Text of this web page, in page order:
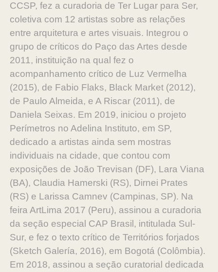
CCSP, fez a curadoria de Ter Lugar para Ser,
coletiva com 12 artistas sobre as relações
entre arquitetura e artes visuais. Integrou o
grupo de críticos do Paço das Artes desde
2011, instituição na qual fez o
acompanhamento crítico de Luz Vermelha
(2015), de Fabio Flaks, Black Market (2012),
de Paulo Almeida, e A Riscar (2011), de
Daniela Seixas. Em 2019, iniciou o projeto
Perímetros no Adelina Instituto, em SP,
dedicado a artistas ainda sem mostras
individuais na cidade, que contou com
exposições de João Trevisan (DF), Lara Viana
(BA), Claudia Hamerski (RS), Dirnei Prates
(RS) e Larissa Camnev (Campinas, SP). Na
feira ArtLima 2017 (Peru), assinou a curadoria
da seção especial CAP Brasil, intitulada Sul-
Sur, e fez o texto crítico de Territórios forjados
(Sketch Galería, 2016), em Bogotá (Colômbia).
Em 2018, assinou a seção curatorial dedicada